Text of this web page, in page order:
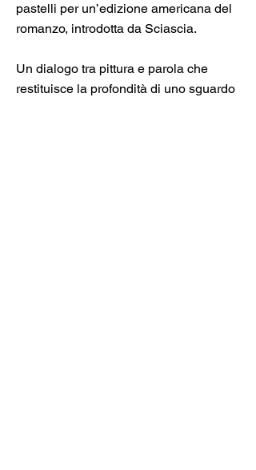
pastelli per un’edizione americana del
romanzo, introdotta da Sciascia.
Un dialogo tra pittura e parola che
restituisce la profondità di uno sguardo